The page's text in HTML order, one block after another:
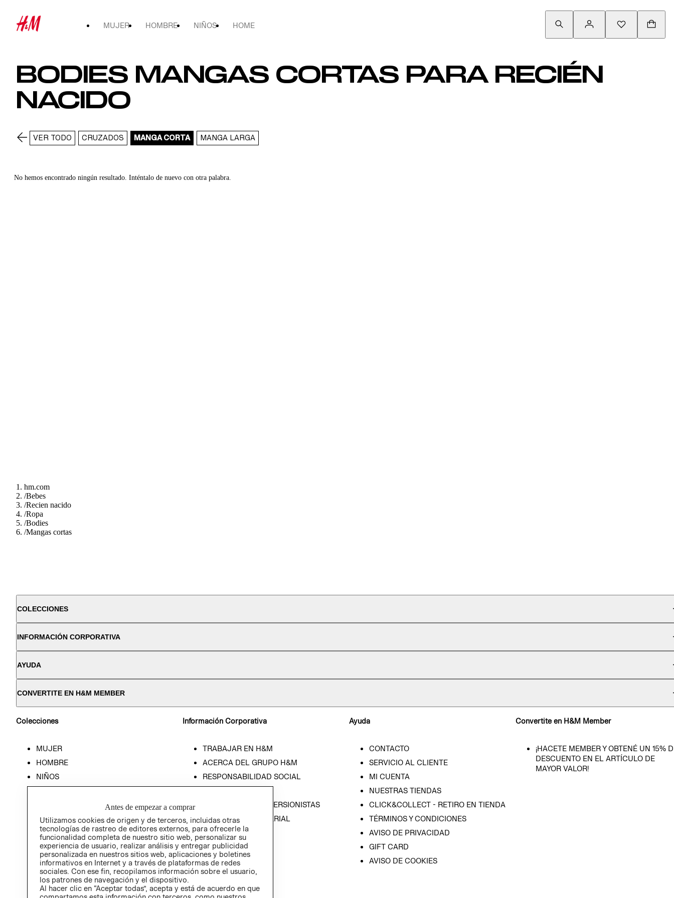
MUJER HOMBRE NIÑOS HOME
BODIES MANGAS CORTAS PARA RECIÉN
NACIDO
VER TODO CRUZADOS MANGA CORTA MANGA LARGA
No hemos encontrado ningún resultado. Inténtalo de nuevo con otra palabra.
hm.com
/Bebes
/Recien nacido
/Ropa
/Bodies
/Mangas cortas
COLECCIONES
INFORMACIÓN CORPORATIVA
AYUDA
CONVERTITE EN H&M MEMBER
Colecciones
MUJER
HOMBRE
NIÑOS
Información Corporativa
TRABAJAR EN H&M
ACERCA DEL GRUPO H&M
RESPONSABILIDAD SOCIAL
RELACIÓN CON INVERSIONISTAS
POLÍTICA EMPRESARIAL
Ayuda
CONTACTO
SERVICIO AL CLIENTE
MI CUENTA
NUESTRAS TIENDAS
CLICK&COLLECT - RETIRO EN TIENDA
TÉRMINOS Y CONDICIONES
AVISO DE PRIVACIDAD
GIFT CARD
AVISO DE COOKIES
Convertite en H&M Member
¡HACETE MEMBER Y OBTENÉ UN 15%
DESCUENTO EN EL ARTÍCULO DE
MAYOR VALOR!
Antes de empezar a comprar
Utilizamos cookies de origen y de terceros, incluidas otras
tecnologías de rastreo de editores externos, para ofrecerle la
funcionalidad completa de nuestro sitio web, personalizar su
experiencia de usuario, realizar análisis y entregar publicidad
personalizada en nuestros sitios web, aplicaciones y boletines
informativos en Internet y a través de plataformas de redes
sociales. Con ese fin, recopilamos información sobre el usuario,
los patrones de navegación y el dispositivo.
Al hacer clic en “Aceptar todas”, acepta y está de acuerdo en que